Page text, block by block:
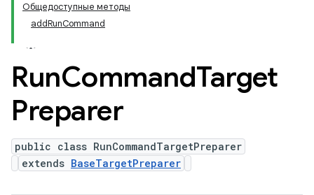
Общедоступные методы
addRunCommand
RunCommandTarget
Preparer
public class RunCommandTargetPreparer
extends BaseTargetPreparer